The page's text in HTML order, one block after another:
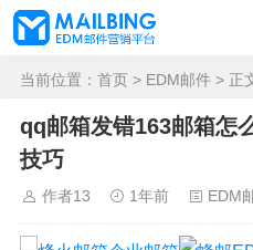
当前位置： 首页 > EDM邮件 > 正
qq邮箱发错163邮箱怎
技巧
作者13 1年前 EDM